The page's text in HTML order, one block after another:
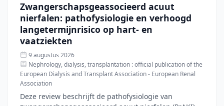
Zwangerschapsgeassocieerd acuut
nierfalen: pathofysiologie en verhoogd
langetermijnrisico op hart- en
vaatziekten
9 augustus 2026
Nephrology, dialysis, transplantation : official publication of the
European Dialysis and Transplant Association - European Renal
Association
Deze review beschrijft de pathofysiologie van